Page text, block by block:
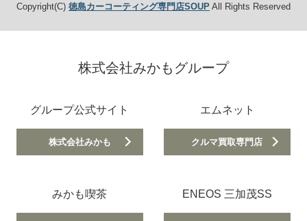
Copyright(C) 徳島カーコーティング専門店SOUPAll Rights Reserved
株式会社みかもグループ
グループ公式サイト
株式会社みかも
エムネット
クルマ買取専門店
みかも喫茶 ENEOS 三加茂SS